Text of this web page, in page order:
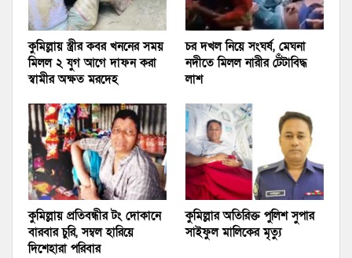
কুমিল্লায় স্ত্রীর কবর খননের সময়
মিলল ২ যুগ আগে দাফন করা
স্বামীর অক্ষত মরদেহ
চর দখল নিয়ে সংঘর্ষ, মেঘনা
নদীতে মিলল নারীর টেঁটাবিদ্ধ
লাশ
কুমিল্লায় প্রতিবন্ধীর টং দোকানে
বারবার চুরি, সম্বল হারিয়ে
দিশেহারা পরিবার
কুমিল্লার অতিরিক্ত পুলিশ সুপার
সাইফুল মালিকের মৃত্যু